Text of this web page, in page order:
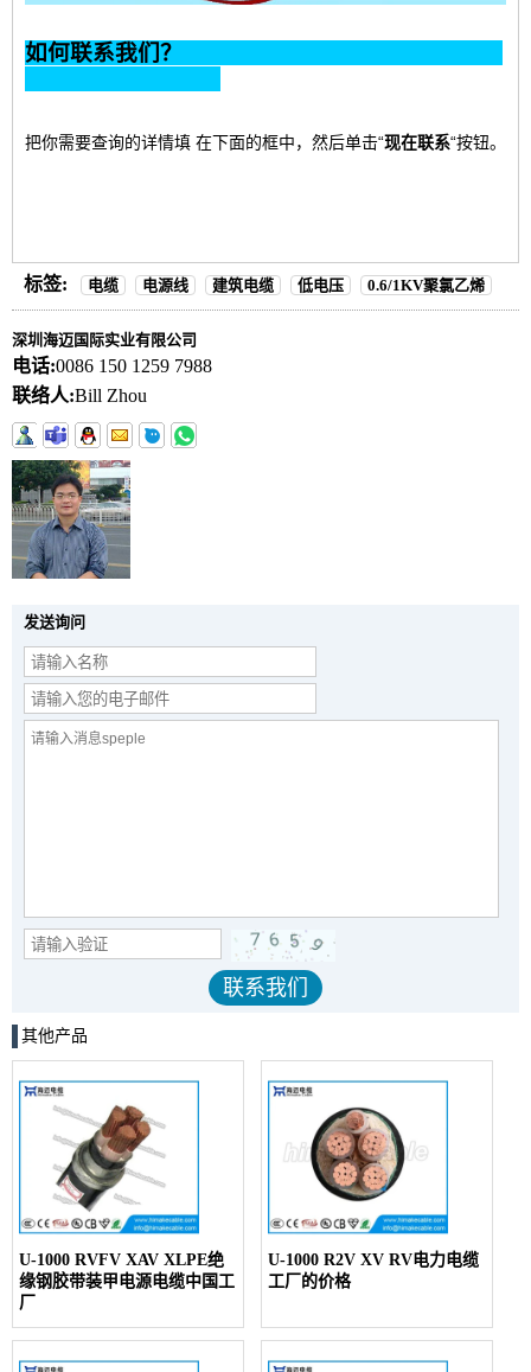
如何联系我们？
把你需要查询的详情填 在下面的框中，然后单击“现在联系“按钮。
标签: 电缆 电源线 建筑电缆 低电压 0.6/1KV聚氯乙烯
深圳海迈国际实业有限公司
电话:0086 150 1259 7988
联络人:Bill Zhou
发送询问
其他产品
U-1000 RVFV XAV XLPE绝
缘钢胶带装甲电源电缆中国工
厂
U-1000 R2V XV RV电力电缆
工厂的价格